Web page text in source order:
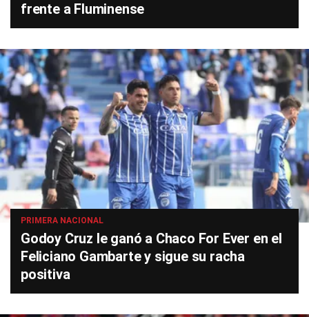
frente a Fluminense
PRIMERA NACIONAL
Godoy Cruz le ganó a Chaco For Ever en el
Feliciano Gambarte y sigue su racha
positiva